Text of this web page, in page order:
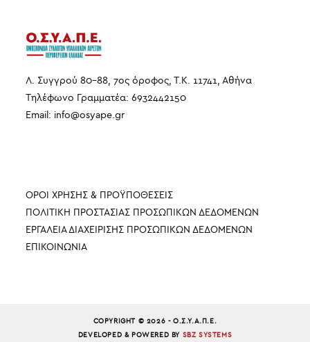
Λ. Συγγρού 80-88, 7ος όροφος, Τ.Κ. 11741, Αθήνα
Τηλέφωνο Γραμματέα: 6932442150
Email: info@osyape.gr
ΟΡΟΙ ΧΡΗΣΗΣ & ΠΡΟΫΠΟΘΕΣΕΙΣ
ΠΟΛΙΤΙΚΗ ΠΡΟΣΤΑΣΙΑΣ ΠΡΟΣΩΠΙΚΩΝ ΔΕΔΟΜΕΝΩΝ
ΕΡΓΑΛΕΙΑ ΔΙΑΧΕΙΡΙΣΗΣ ΠΡΟΣΩΠΙΚΩΝ ΔΕΔΟΜΕΝΩΝ
ΕΠΙΚΟΙΝΩΝΙΑ
COPYRIGHT © 2026 - Ο.Σ.Υ.Α.Π.Ε.
DEVELOPED & POWERED BY SBZ SYSTEMS